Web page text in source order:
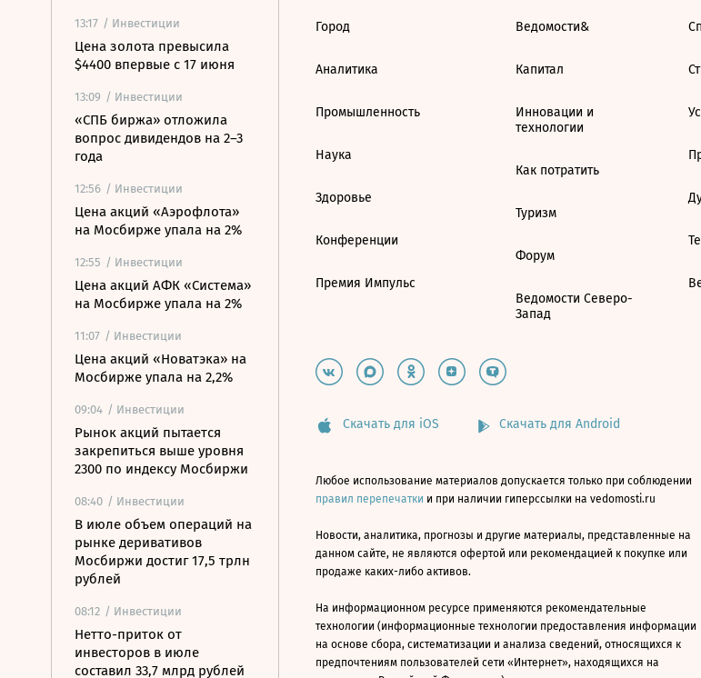
13:17 / Инвестиции
Цена золота превысила
$4400 впервые с 17 июня
13:09 / Инвестиции
«СПБ биржа» отложила
вопрос дивидендов на 2–3
года
12:56 / Инвестиции
Цена акций «Аэрофлота»
на Мосбирже упала на 2%
12:55 / Инвестиции
Цена акций АФК «Система»
на Мосбирже упала на 2%
11:07 / Инвестиции
Цена акций «Новатэка» на
Мосбирже упала на 2,2%
09:04 / Инвестиции
Рынок акций пытается
закрепиться выше уровня
2300 по индексу Мосбиржи
08:40 / Инвестиции
В июле объем операций на
рынке деривативов
Мосбиржи достиг 17,5 трлн
рублей
08:12 / Инвестиции
Нетто-приток от
инвесторов в июле
составил 33,7 млрд рублей
Город
Аналитика
Промышленность
Наука
Здоровье
Конференции
Премия Импульс
Ведомости&
Капитал
Инновации и
технологии
Как потратить
Туризм
Форум
Ведомости Северо-
Запад
Скачать для iOS Скачать для Android
Любое использование материалов допускается только при соблюдении
правил перепечатки и при наличии гиперссылки на vedomosti.ru
Новости, аналитика, прогнозы и другие материалы, представленные на
данном сайте, не являются офертой или рекомендацией к покупке или
продаже каких-либо активов.
На информационном ресурсе применяются рекомендательные
технологии (информационные технологии предоставления информации
на основе сбора, систематизации и анализа сведений, относящихся к
предпочтениям пользователей сети «Интернет», находящихся на